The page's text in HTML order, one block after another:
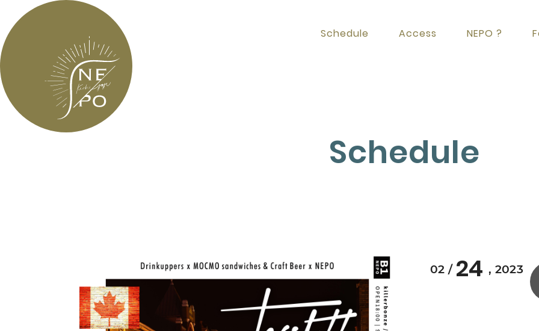
Schedule Access NEPO ?
Schedule
02 24 2023